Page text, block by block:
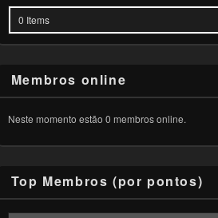
0 Items
Membros online
Neste momento estão 0 membros online.
Top Membros (por pontos)